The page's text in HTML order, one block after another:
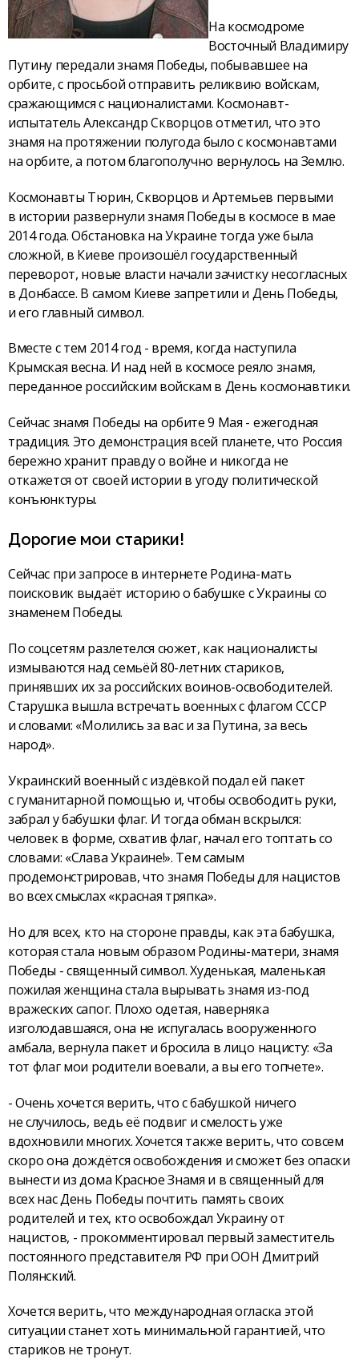
На космодроме
Восточный Владимиру
Путину передали знамя Победы, побывавшее на
орбите, с просьбой отправить реликвию войскам,
сражающимся с националистами. Космонавт-
испытатель Александр Скворцов отметил, что это
знамя на протяжении полугода было с космонавтами
на орбите, а потом благополучно вернулось на Землю.
Космонавты Тюрин, Скворцов и Артемьев первыми
в истории развернули знамя Победы в космосе в мае
2014 года. Обстановка на Украине тогда уже была
сложной, в Киеве произошёл государственный
переворот, новые власти начали зачистку несогласных
в Донбассе. В самом Киеве запретили и День Победы,
и его главный символ.
Вместе с тем 2014 год - время, когда наступила
Крымская весна. И над ней в космосе реяло знамя,
переданное российским войскам в День космонавтики.
Сейчас знамя Победы на орбите 9 Мая - ежегодная
традиция. Это демонстрация всей планете, что Россия
бережно хранит правду о войне и никогда не
откажется от своей истории в угоду политической
конъюнктуры.
Дорогие мои старики!
Сейчас при запросе в интернете Родина-мать
поисковик выдаёт историю о бабушке с Украины со
знаменем Победы.
По соцсетям разлетелся сюжет, как националисты
измываются над семьёй 80-летних стариков,
принявших их за российских воинов-освободителей.
Старушка вышла встречать военных с флагом СССР
и словами: «Молились за вас и за Путина, за весь
народ».
Украинский военный с издёвкой подал ей пакет
с гуманитарной помощью и, чтобы освободить руки,
забрал у бабушки флаг. И тогда обман вскрылся:
человек в форме, схватив флаг, начал его топтать со
словами: «Слава Украине!». Тем самым
продемонстрировав, что знамя Победы для нацистов
во всех смыслах «красная тряпка».
Но для всех, кто на стороне правды, как эта бабушка,
которая стала новым образом Родины-матери, знамя
Победы - священный символ. Худенькая, маленькая
пожилая женщина стала вырывать знамя из-под
вражеских сапог. Плохо одетая, наверняка
изголодавшаяся, она не испугалась вооруженного
амбала, вернула пакет и бросила в лицо нацисту: «За
тот флаг мои родители воевали, а вы его топчете».
- Очень хочется верить, что с бабушкой ничего
не случилось, ведь её подвиг и смелость уже
вдохновили многих. Хочется также верить, что совсем
скоро она дождётся освобождения и сможет без опаски
вынести из дома Красное Знамя и в священный для
всех нас День Победы почтить память своих
родителей и тех, кто освобождал Украину от
нацистов, - прокомментировал первый заместитель
постоянного представителя РФ при ООН Дмитрий
Полянский.
Хочется верить, что международная огласка этой
ситуации станет хоть минимальной гарантией, что
стариков не тронут.